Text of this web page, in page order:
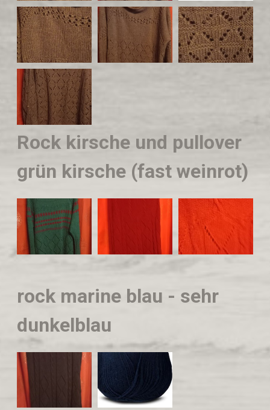
Rock kirsche und pullover
grün kirsche (fast weinrot)
rock marine blau - sehr
dunkelblau